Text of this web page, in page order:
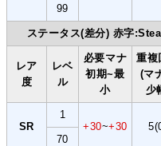
99
ステータス(差分) 赤字
レア
度
レベ
ル
必要マナ
初期~最
小
重複
(マ
少
SR
1
+30~+30
70